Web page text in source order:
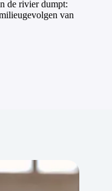
de rivier dumpt:
van